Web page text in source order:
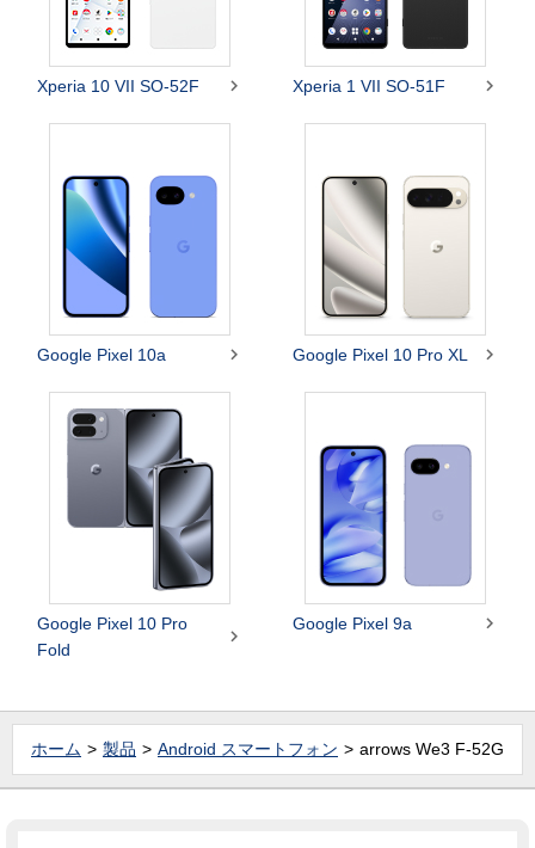
Xperia 10 VII SO-52F  Xperia 1 VII SO-51F 
Google Pixel 10a  Google Pixel 10 Pro XL 
Google Pixel 10 Pro
Fold

Google Pixel 9a 
ホーム 製品 Android スマートフォン arrows We3 F-52G